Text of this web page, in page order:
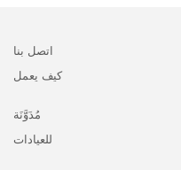
اتصل بنا
كيف يعمل
مُدَوَّنَة
للعيادات